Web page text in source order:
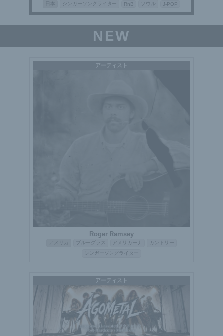
シンガーソングライター RnB ソウル J-POP
NEW
アーティスト
Roger Ramsey
アメリカ ブルーグラス アメリカーナ
カントリー
シンガーソングライター
アーティスト